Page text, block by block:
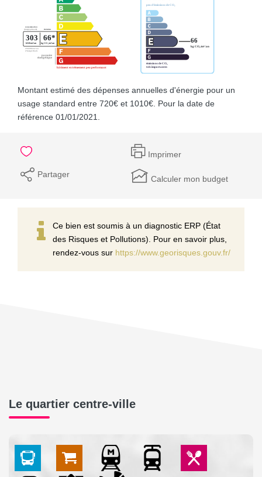
Montant estimé des dépenses annuelles d'énergie pour un
usage standard entre 720€ et 1010€. Pour la date de
référence 01/01/2021.
Imprimer
Partager Calculer mon budget
Ce bien est soumis à un diagnostic ERP (État
des Risques et Pollutions). Pour en savoir plus,
rendez-vous sur https://www.georisques.gouv.fr/
Le quartier centre-ville